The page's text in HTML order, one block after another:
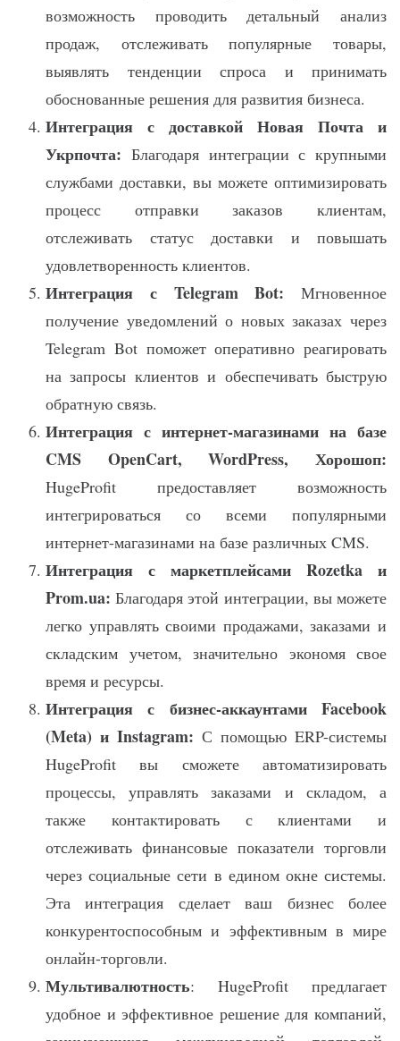
возможность проводить детальный анализ
продаж, отслеживать популярные товары,
выявлять тенденции спроса и принимать
обоснованные решения для развития бизнеса.
Интеграция с доставкой Новая Почта и
Укрпочта: Благодаря интеграции с крупными
службами доставки, вы можете оптимизировать
процесс отправки заказов клиентам,
отслеживать статус доставки и повышать
удовлетворенность клиентов.
Интеграция с Telegram Bot: Мгновенное
получение уведомлений о новых заказах через
Telegram Bot поможет оперативно реагировать
на запросы клиентов и обеспечивать быструю
обратную связь.
Интеграция с интернет-магазинами на базе
CMS OpenCart, WordPress, Хорошоп:
HugeProfit предоставляет возможность
интегрироваться со всеми популярными
интернет-магазинами на базе различных CMS.
Интеграция с маркетплейсами Rozetka и
Prom.ua: Благодаря этой интеграции, вы можете
легко управлять своими продажами, заказами и
складским учетом, значительно экономя свое
время и ресурсы.
Интеграция с бизнес-аккаунтами Facebook
(Meta) и Instagram: С помощью ERP-системы
HugeProfit вы сможете автоматизировать
процессы, управлять заказами и складом, а
также контактировать с клиентами и
отслеживать финансовые показатели торговли
через социальные сети в едином окне системы.
Эта интеграция сделает ваш бизнес более
конкурентоспособным и эффективным в мире
онлайн-торговли.
Мультивалютность: HugeProfit предлагает
удобное и эффективное решение для компаний,